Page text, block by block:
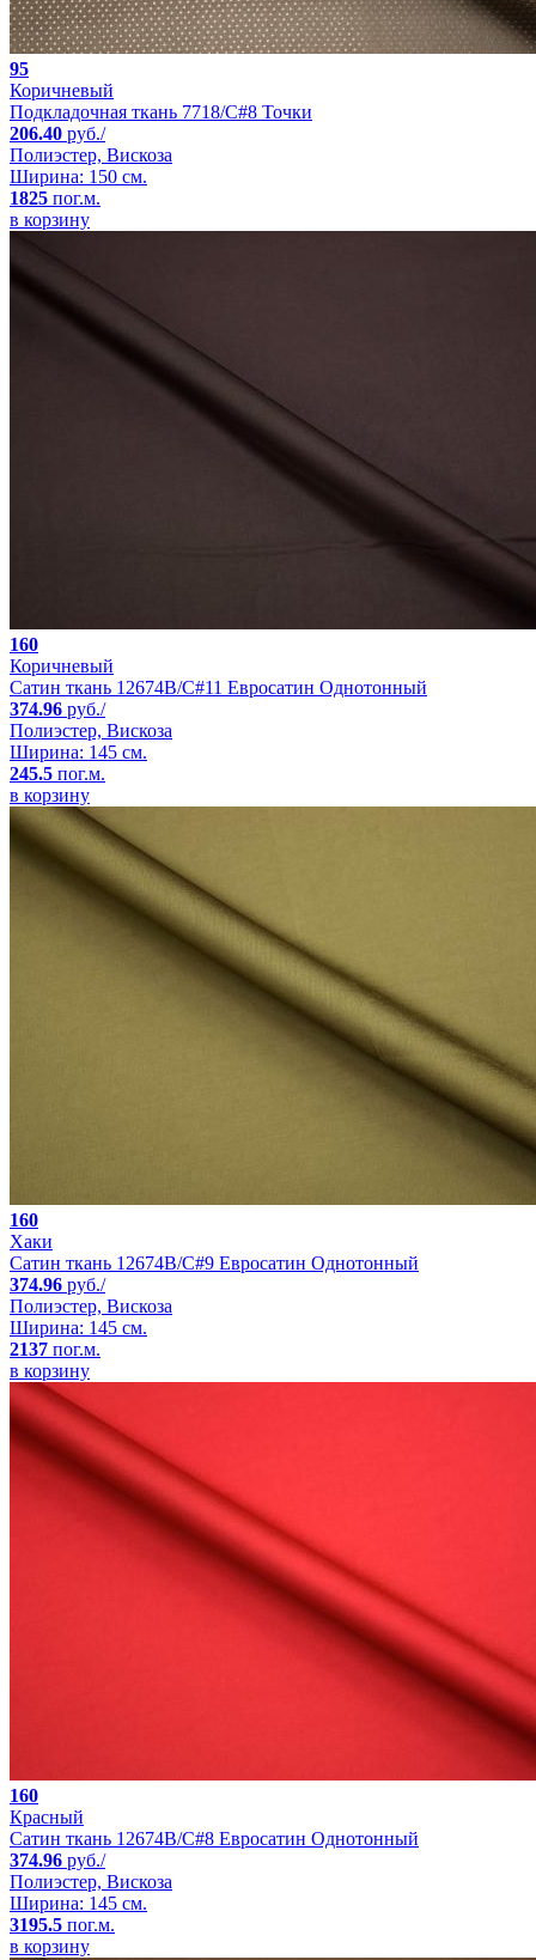
95
Коричневый
Подкладочная ткань 7718/C#8 Точки
206.40 руб./
Полиэстер, Вискоза
Ширина: 150 см.
1825 пог.м.
в корзину
160
Коричневый
Сатин ткань 12674B/C#11 Евросатин Однотонный
374.96 руб./
Полиэстер, Вискоза
Ширина: 145 см.
245.5 пог.м.
в корзину
160
Хаки
Сатин ткань 12674B/C#9 Евросатин Однотонный
374.96 руб./
Полиэстер, Вискоза
Ширина: 145 см.
2137 пог.м.
в корзину
160
Красный
Сатин ткань 12674B/C#8 Евросатин Однотонный
374.96 руб./
Полиэстер, Вискоза
Ширина: 145 см.
3195.5 пог.м.
в корзину